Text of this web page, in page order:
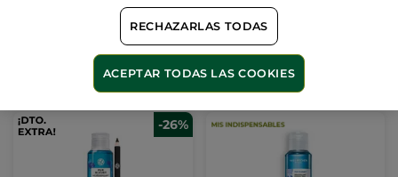
-26%
RECHAZARLAS TODAS
ACEPTAR TODAS LAS COOKIES